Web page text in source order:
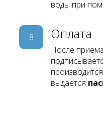
воды при
8 Оплата
После
выдается